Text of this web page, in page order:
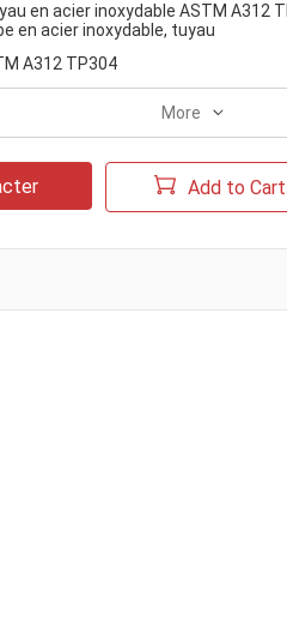
en acier inoxydable ASTM A312
en acier inoxydable, tuyau
A312 TP304
More
Add to Cart